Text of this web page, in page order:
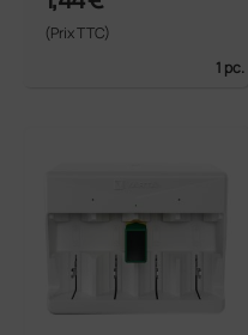
(Prix TTC)
1 pc.